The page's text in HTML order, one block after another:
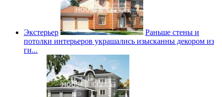
Экстерьер
Раньше стены и
потолки интерьеров украшались изысканны декором из
ги...